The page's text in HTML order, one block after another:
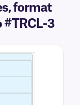
format
#TRCL-3